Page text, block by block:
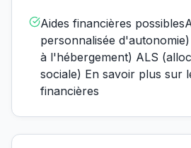
Aides financières
personnalisée
à l'hébergement) ALS
sociale) En savoir plus sur
financières